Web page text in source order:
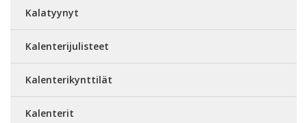
Kalatyynyt
Kalenterijulisteet
Kalenterikynttilät
Kalenterit